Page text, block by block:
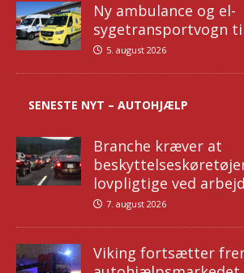
Ny ambulance og el-
sygetransportvogn
5. august 2026
SENESTE NYT – AUTOHJÆLP
Branche kræver at
lovpligtige ved
7. august 2026
Viking fortsætter